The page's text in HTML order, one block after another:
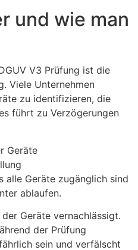
und wie man
V3 Prüfung ist die
Viele Unternehmen
zu identifizieren, die
führt zu Verzögerungen
Geräte
alle Geräte zugänglich sind
ablaufen.
Geräte vernachlässigt.
der Prüfung
sein und verfälscht